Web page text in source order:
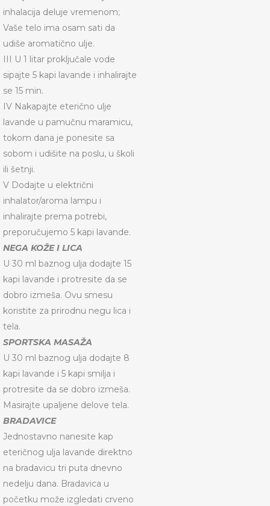
inhalacija deluje vremenom;
Vaše telo ima osam sati da
udiše aromatično ulje.
III U 1 litar proključale vode
sipajte 5 kapi lavande i inhalirajte
se 15 min.
IV Nakapajte eterično ulje
lavande u pamučnu maramicu,
tokom dana je ponesite sa
sobom i udišite na poslu, u školi
ili šetnji.
V Dodajte u električni
inhalator/aroma lampu i
inhalirajte prema potrebi,
preporučujemo 5 kapi lavande.
NEGA KOŽE I LICA
U 30 ml baznog ulja dodajte 15
kapi lavande i protresite da se
dobro izmeša. Ovu smesu
koristite za prirodnu negu lica i
tela.
SPORTSKA MASAŽA
U 30 ml baznog ulja dodajte 8
kapi lavande i 5 kapi smilja i
protresite da se dobro izmeša.
Masirajte upaljene delove tela.
BRADAVICE
Jednostavno nanesite kap
eteričnog ulja lavande direktno
na bradavicu tri puta dnevno
nedelju dana. Bradavica u
početku može izgledati crveno